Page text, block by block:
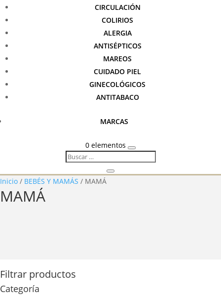
CIRCULACIÓN
COLIRIOS
ALERGIA
ANTISÉPTICOS
MAREOS
CUIDADO PIEL
GINECOLÓGICOS
ANTITABACO
MARCAS
0 elementos
Inicio / BEBÉS Y MAMÁS / MAMÁ
MAMÁ
Filtrar productos
Categoría